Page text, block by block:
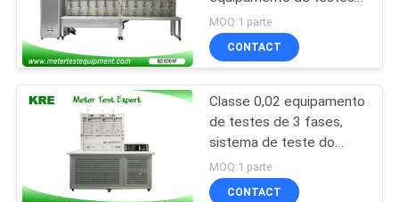
do medidor bonde
MOQ:1 parte
CONTACT
Classe 0,02 equipamento
de testes de 3 fases,
sistema de teste do
medidor de 3 posições
24 variações da hora
MOQ:1 parte
CONTACT